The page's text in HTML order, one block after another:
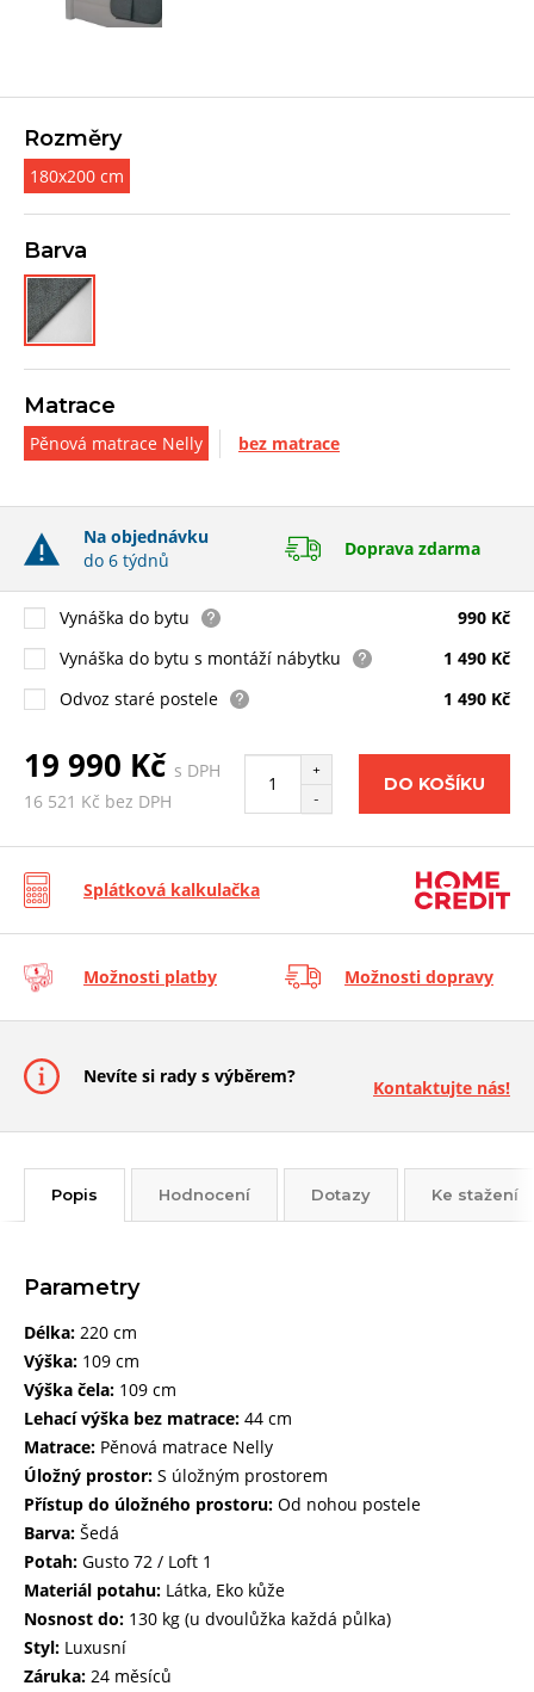
Rozměry
180x200 cm
Barva
Matrace
Pěnová matrace Nelly bez matrace
Na objednávku
do 6 týdnů
Doprava zdarma
Vynáška do bytu
990 Kč
Vynáška do bytu s montáží nábytku
1 490 Kč
Odvoz staré postele
1 490 Kč
19 990 Kč s DPH
16 521 Kč bez DPH
+
-
DO KOŠÍKU
Splátková kalkulačka
Možnosti platby Možnosti dopravy
Nevíte si rady s výběrem?
Kontaktujte nás!
Popis Hodnocení Dotazy Ke stažení
Parametry
Délka: 220 cm
Výška: 109 cm
Výška čela: 109 cm
Lehací výška bez matrace: 44 cm
Matrace: Pěnová matrace Nelly
Úložný prostor: S úložným prostorem
Přístup do úložného prostoru: Od nohou postele
Barva: Šedá
Potah: Gusto 72 / Loft 1
Materiál potahu: Látka, Eko kůže
Nosnost do: 130 kg (u dvoulůžka každá půlka)
Styl: Luxusní
Záruka: 24 měsíců